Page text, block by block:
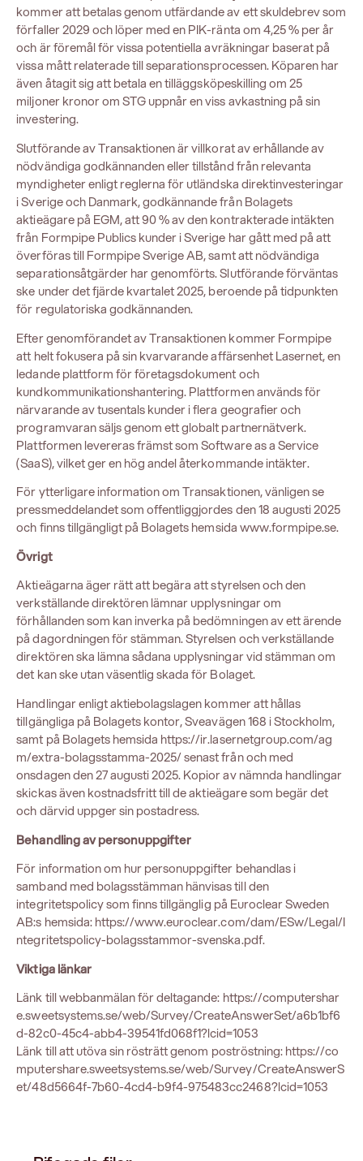
kommer att betalas genom utfärdande av ett skuldebrev som
förfaller 2029 och löper med en PIK-ränta om 4,25 % per år
och är föremål för vissa potentiella avräkningar baserat på
vissa mått relaterade till separationsprocessen. Köparen har
även åtagit sig att betala en tilläggsköpeskilling om 25
miljoner kronor om STG uppnår en viss avkastning på sin
investering.
Slutförande av Transaktionen är villkorat av erhållande av
nödvändiga godkännanden eller tillstånd från relevanta
myndigheter enligt reglerna för utländska direktinvesteringar
i Sverige och Danmark, godkännande från Bolagets
aktieägare på EGM, att 90 % av den kontrakterade intäkten
från Formpipe Publics kunder i Sverige har gått med på att
överföras till Formpipe Sverige AB, samt att nödvändiga
separationsåtgärder har genomförts. Slutförande förväntas
ske under det fjärde kvartalet 2025, beroende på tidpunkten
för regulatoriska godkännanden.
Efter genomförandet av Transaktionen kommer Formpipe
att helt fokusera på sin kvarvarande affärsenhet Lasernet, en
ledande plattform för företagsdokument och
kundkommunikationshantering. Plattformen används för
närvarande av tusentals kunder i flera geografier och
programvaran säljs genom ett globalt partnernätverk.
Plattformen levereras främst som Software as a Service
(SaaS), vilket ger en hög andel återkommande intäkter.
För ytterligare information om Transaktionen, vänligen se
pressmeddelandet som offentliggjordes den 18 augusti 2025
och finns tillgängligt på Bolagets hemsida www.formpipe.se.
Övrigt
Aktieägarna äger rätt att begära att styrelsen och den
verkställande direktören lämnar upplysningar om
förhållanden som kan inverka på bedömningen av ett ärende
på dagordningen för stämman. Styrelsen och verkställande
direktören ska lämna sådana upplysningar vid stämman om
det kan ske utan väsentlig skada för Bolaget.
Handlingar enligt aktiebolagslagen kommer att hållas
tillgängliga på Bolagets kontor, Sveavägen 168 i Stockholm,
samt på Bolagets hemsida https://ir.lasernetgroup.com/ag
m/extra-bolagsstamma-2025/senast från och med
onsdagen den 27 augusti 2025. Kopior av nämnda handlingar
skickas även kostnadsfritt till de aktieägare som begär det
och därvid uppger sin postadress.
Behandling av personuppgifter
För information om hur personuppgifter behandlas i
samband med bolagsstämman hänvisas till den
integritetspolicy som finns tillgänglig på Euroclear Sweden
AB:s hemsida:https://www.euroclear.com/dam/ESw/Legal/I
ntegritetspolicy-bolagsstammor-svenska.pdf.
Viktiga länkar
Länk till webbanmälan för deltagande: https://computershar
e.sweetsystems.se/web/Survey/CreateAnswerSet/a6b1bf6
d-82c0-45c4-abb4-39541fd068f1?lcid=1053
Länk till att utöva sin rösträtt genom poströstning:https://co
mputershare.sweetsystems.se/web/Survey/CreateAnswerS
et/48d5664f-7b60-4cd4-b9f4-975483cc2468?lcid=1053